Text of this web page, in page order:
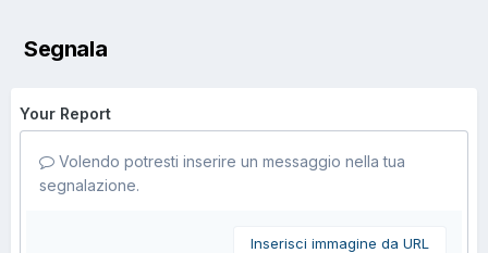
Segnala
Your Report
Volendo potresti inserire un messaggio nella tua
segnalazione.
Inserisci immagine da URL